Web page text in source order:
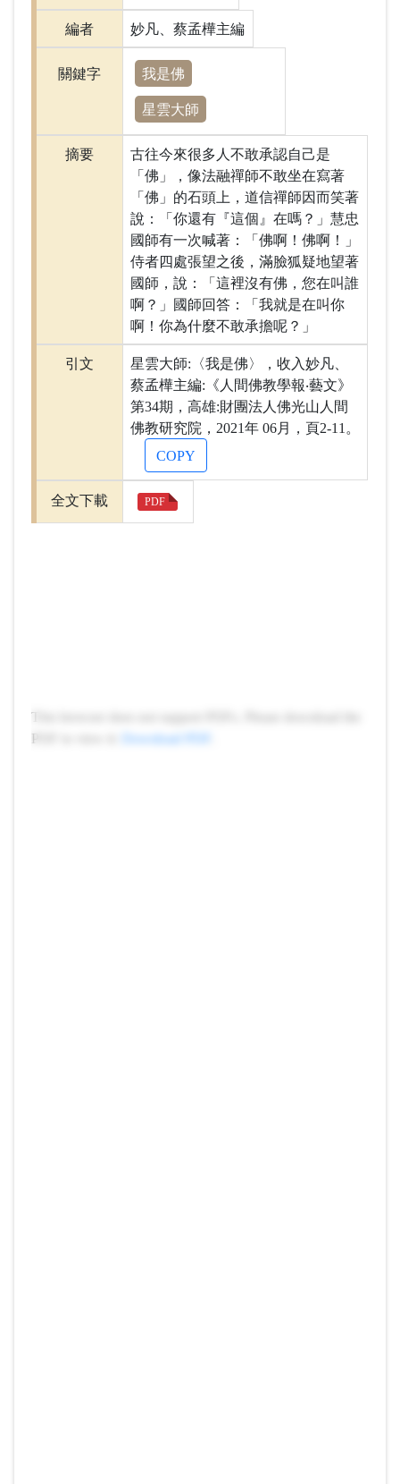
編者 妙凡、蔡孟樺主編
關鍵字 我是佛
星雲大師
摘要
古往今來很多人不敢承認自己是
「佛」，像法融禪師不敢坐在寫著
「佛」的石頭上，道信禪師因而笑著
說：「你還有『這個』在嗎？」慧忠
國師有一次喊著：「佛啊！佛啊！」
侍者四處張望之後，滿臉狐疑地望著
國師，說：「這裡沒有佛，您在叫誰
啊？」國師回答：「我就是在叫你
啊！你為什麼不敢承擔呢？」
引文
星雲大師:〈我是佛〉，收入妙凡、
蔡孟樺主編:《人間佛教學報‧藝文》
第34期，高雄:財團法人佛光山人間
佛教研究院，2021年 06月，頁2-11。
COPY
全文下載 PDF
This browser does not support PDFs. Please download the
PDF to view it:
Download PDF